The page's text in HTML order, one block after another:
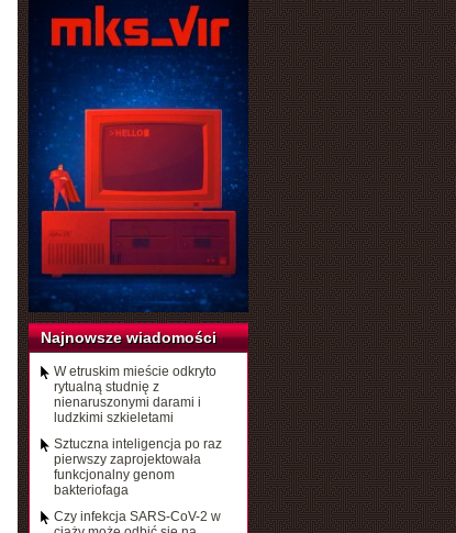
Najnowsze wiadomości
W etruskim mieście odkryto
rytualną studnię z
nienaruszonymi darami i
ludzkimi szkieletami
Sztuczna inteligencja po raz
pierwszy zaprojektowała
funkcjonalny genom
bakteriofaga
Czy infekcja SARS-CoV-2 w